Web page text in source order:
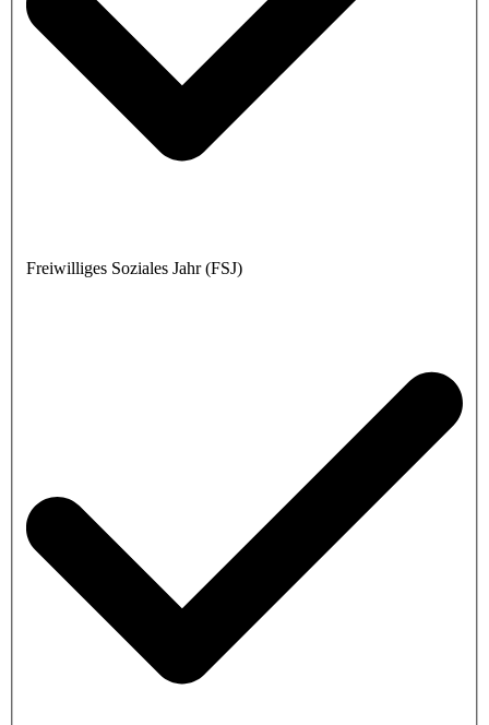
Freiwilliges Soziales Jahr (FSJ)